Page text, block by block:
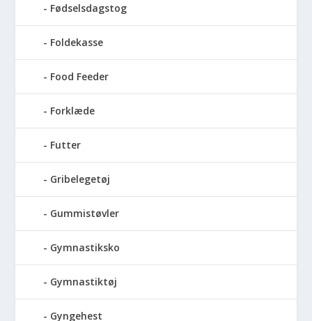
Fødselsdagstog
Foldekasse
Food Feeder
Forklæde
Futter
Gribelegetøj
Gummistøvler
Gymnastiksko
Gymnastiktøj
Gyngehest